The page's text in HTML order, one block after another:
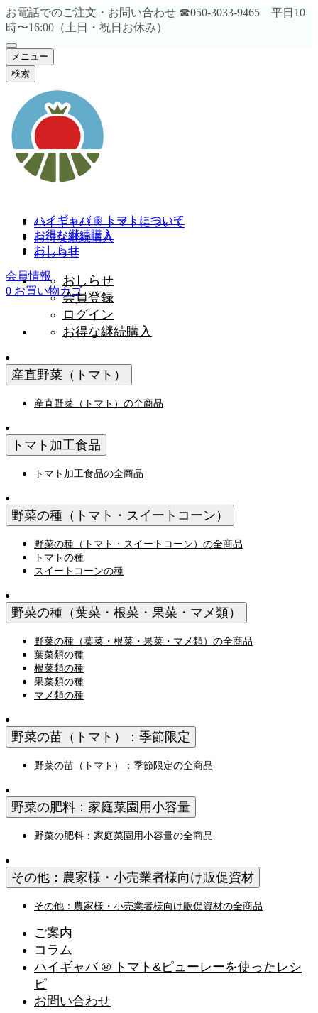
お電話でのご注文・お問い合わせ ☎︎050-3033-9465 平日10
時〜16:00（土日・祝日お休み）
メニュー
検索
ハイギャバ ® トマトについて
お得な継続購入
おしらせ
会員情報
0 お買い物カゴ
ハイギャバ ® トマトについて
お得な継続購入
おしらせ
おしらせ
会員登録
ログイン
お得な継続購入
産直野菜（トマト）
産直野菜（トマト）の全商品
トマト加工食品
トマト加工食品の全商品
野菜の種（トマト・スイートコーン）
野菜の種（トマト・スイートコーン）の全商品
トマトの種
スイートコーンの種
野菜の種（葉菜・根菜・果菜・マメ類）
野菜の種（葉菜・根菜・果菜・マメ類）の全商品
葉菜類の種
根菜類の種
果菜類の種
マメ類の種
野菜の苗（トマト）：季節限定
野菜の苗（トマト）：季節限定の全商品
野菜の肥料：家庭菜園用小容量
野菜の肥料：家庭菜園用小容量の全商品
その他：農家様・小売業者様向け販促資材
その他：農家様・小売業者様向け販促資材の全商品
ご案内
コラム
ハイギャバ ® トマト&ピューレーを使ったレシ
ピ
お問い合わせ